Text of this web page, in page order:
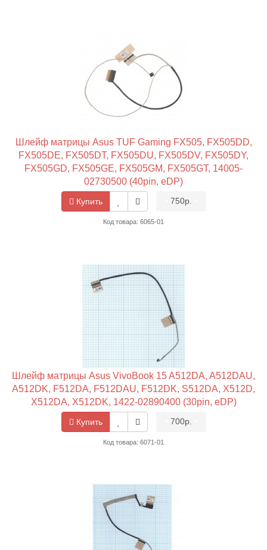
Шлейф матрицы Asus TUF Gaming FX505, FX505DD,
FX505DE, FX505DT, FX505DU, FX505DV, FX505DY,
FX505GD, FX505GE, FX505GM, FX505GT, 14005-
02730500 (40pin, eDP)
Купить 750р.
Код товара: 6065-01
Шлейф матрицы Asus VivoBook 15 A512DA, A512DAU,
A512DK, F512DA, F512DAU, F512DK, S512DA, X512D,
X512DA, X512DK, 1422-02890400 (30pin, eDP)
Купить 700р.
Код товара: 6071-01